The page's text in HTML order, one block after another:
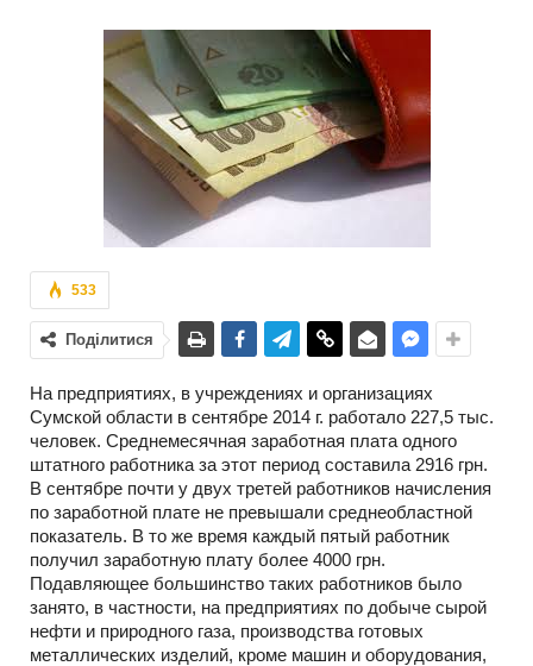
533
Поділитися
На предприятиях, в учреждениях и организациях
Сумской области в сентябре 2014 г. работало 227,5 тыс.
человек. Среднемесячная заработная плата одного
штатного работника за этот период составила 2916 грн.
В сентябре почти у двух третей работников начисления
по заработной плате не превышали среднеобластной
показатель. В то же время каждый пятый работник
получил заработную плату более 4000 грн.
Подавляющее большинство таких работников было
занято, в частности, на предприятиях по добыче сырой
нефти и природного газа, производства готовых
металлических изделий, кроме машин и оборудования,